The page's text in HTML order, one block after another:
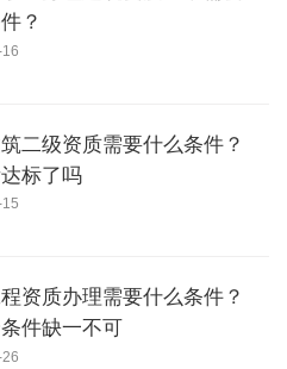
？
二级资质需要什么条件？
标了吗
资质办理需要什么条件？
件缺一不可